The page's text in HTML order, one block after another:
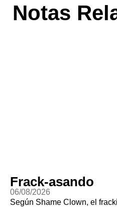
Notas
Frack-asando
06/08/2026
Según Shame Clown, el